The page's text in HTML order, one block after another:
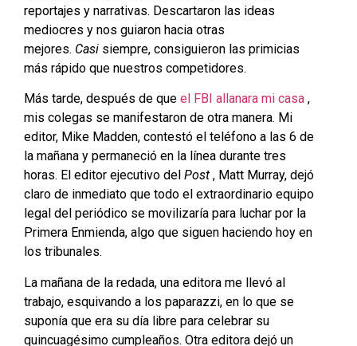
reportajes y narrativas. Descartaron las ideas
mediocres y nos guiaron hacia otras
mejores. Casi siempre, consiguieron las primicias
más rápido que nuestros competidores.
Más tarde, después de que el FBI allanara mi casa ,
mis colegas se manifestaron de otra manera. Mi
editor, Mike Madden, contestó el teléfono a las 6 de
la mañana y permaneció en la línea durante tres
horas. El editor ejecutivo del Post , Matt Murray, dejó
claro de inmediato que todo el extraordinario equipo
legal del periódico se movilizaría para luchar por la
Primera Enmienda, algo que siguen haciendo hoy en
los tribunales.
La mañana de la redada, una editora me llevó al
trabajo, esquivando a los paparazzi, en lo que se
suponía que era su día libre para celebrar su
quincuagésimo cumpleaños. Otra editora dejó un